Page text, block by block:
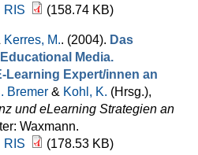
RIS (158.74 KB)
Kerres, M.. (2004). Das
Media.
Learning Expert/innen an
Bremer & Kohl, K. (Hrsg.),
und eLearning Strategien an
Waxmann.
RIS (178.53 KB)